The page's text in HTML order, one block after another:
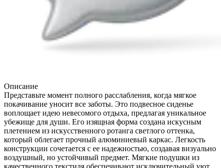
Описание
Представьте момент полного расслабления, когда мягкое
покачивание уносит все заботы. Это подвесное сиденье
воплощает идею невесомого отдыха, предлагая уникальное
убежище для души. Его изящная форма создана искусным
плетением из искусственного ротанга светлого оттенка,
который облегает прочный алюминиевый каркас. Легкость
конструкции сочетается с ее надежностью, создавая визуально
воздушный, но устойчивый предмет. Мягкие подушки из
качественного текстиля обеспечивают исключительный уют,